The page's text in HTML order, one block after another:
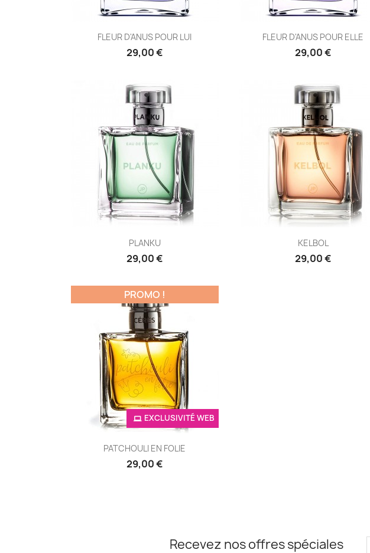
FLEUR D'ANUS POUR LUI
29,00 €
FLEUR D'ANUS POUR ELLE
29,00 €
PLANKU
29,00 €
KELBOL
29,00 €
PATCHOULI EN FOLIE
29,00 €
EXCLUSIVITÉ WEB
PROMO !
Recevez nos offres spéciales